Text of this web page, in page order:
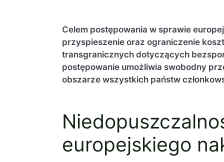
Celem postępowania w sprawie
przyspieszenie oraz ograniczenie
transgranicznych dotyczących
postępowanie umożliwia swobodny
obszarze wszystkich państw
europejskiego